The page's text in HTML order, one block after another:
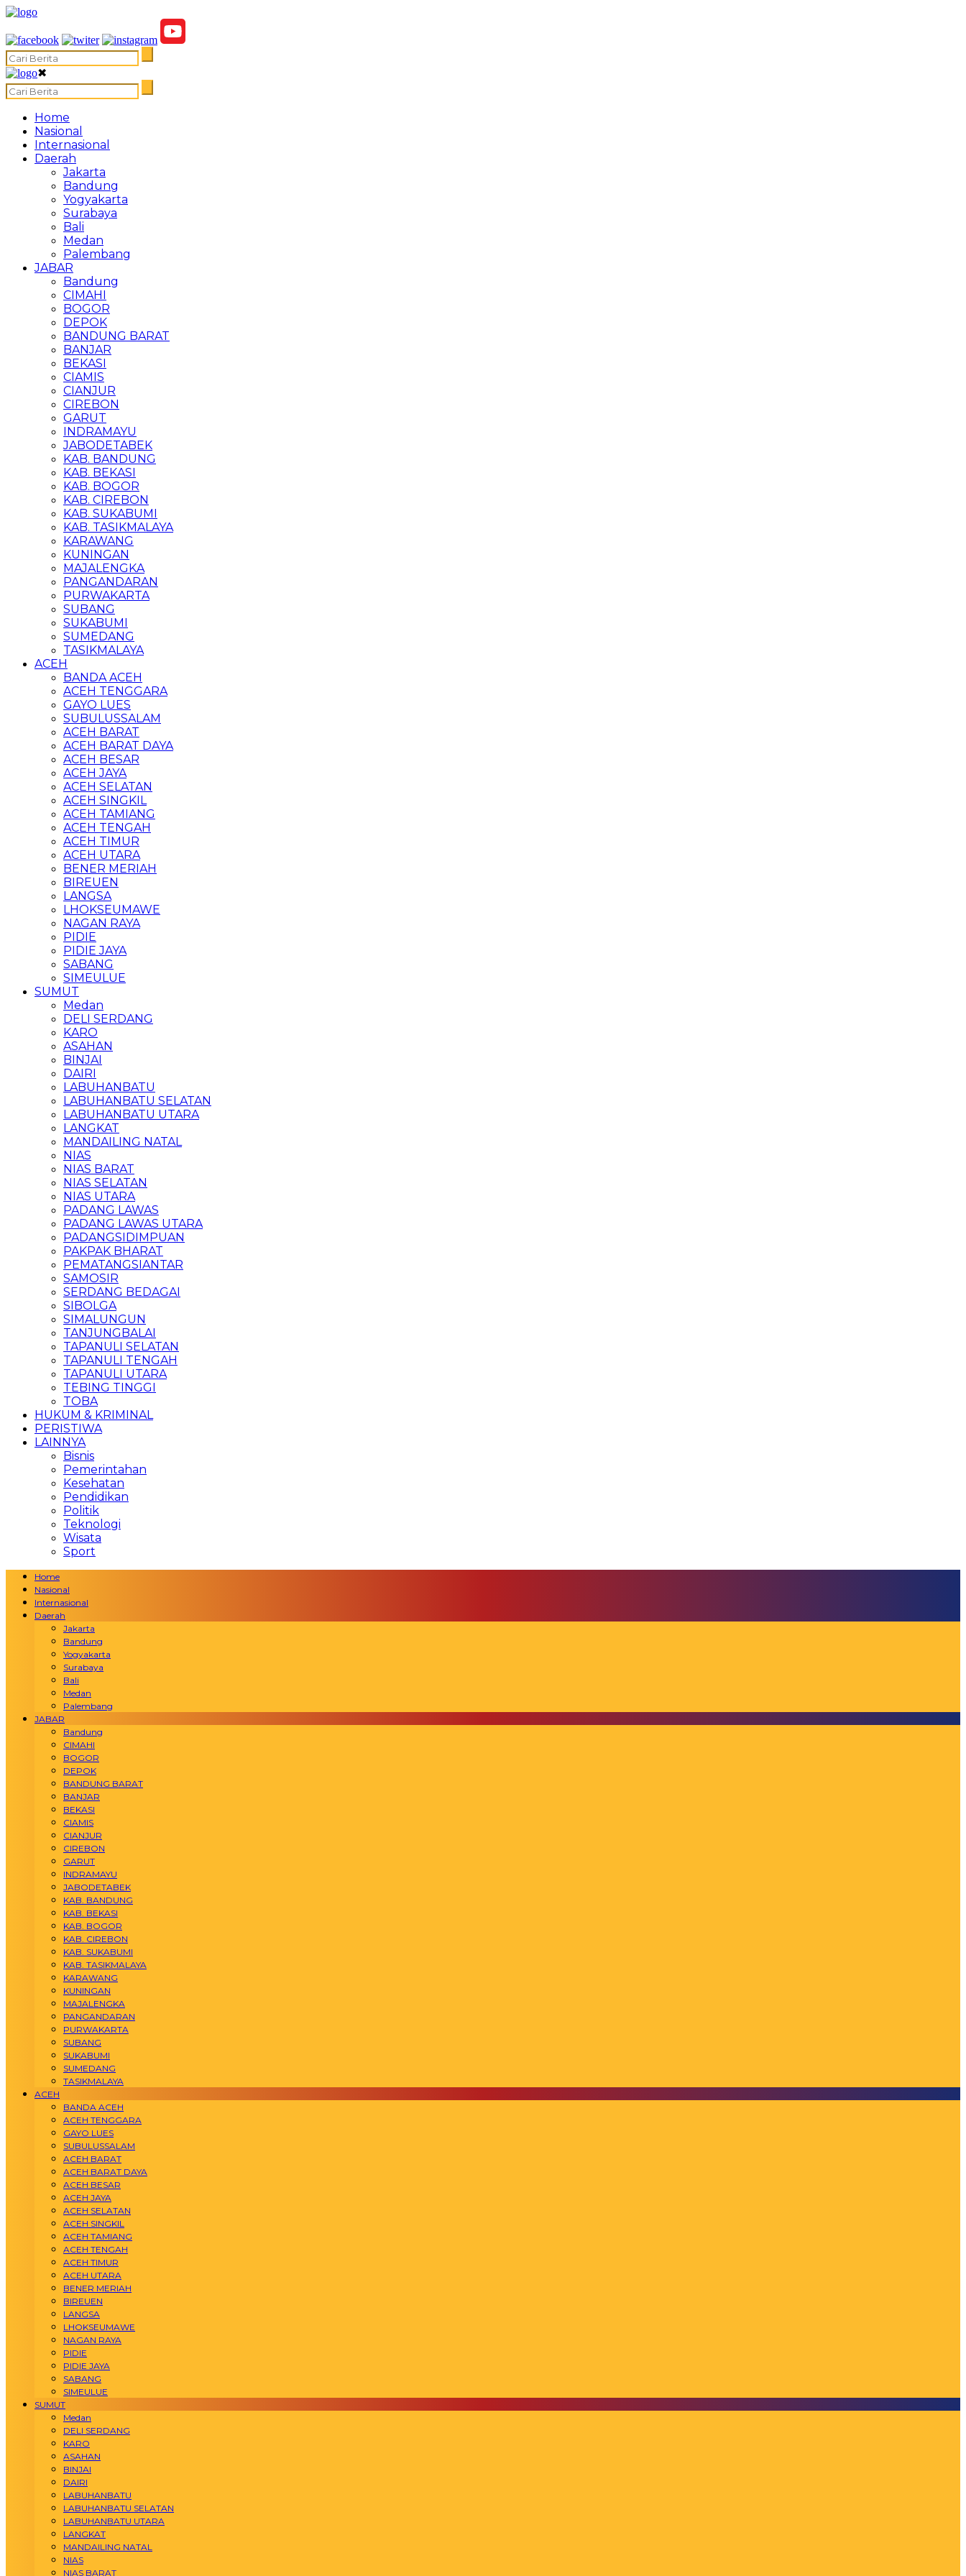
✖
Home
Nasional
Internasional
Daerah
Jakarta
Bandung
Yogyakarta
Surabaya
Bali
Medan
Palembang
JABAR
Bandung
CIMAHI
BOGOR
DEPOK
BANDUNG BARAT
BANJAR
BEKASI
CIAMIS
CIANJUR
CIREBON
GARUT
INDRAMAYU
JABODETABEK
KAB. BANDUNG
KAB. BEKASI
KAB. BOGOR
KAB. CIREBON
KAB. SUKABUMI
KAB. TASIKMALAYA
KARAWANG
KUNINGAN
MAJALENGKA
PANGANDARAN
PURWAKARTA
SUBANG
SUKABUMI
SUMEDANG
TASIKMALAYA
ACEH
BANDA ACEH
ACEH TENGGARA
GAYO LUES
SUBULUSSALAM
ACEH BARAT
ACEH BARAT DAYA
ACEH BESAR
ACEH JAYA
ACEH SELATAN
ACEH SINGKIL
ACEH TAMIANG
ACEH TENGAH
ACEH TIMUR
ACEH UTARA
BENER MERIAH
BIREUEN
LANGSA
LHOKSEUMAWE
NAGAN RAYA
PIDIE
PIDIE JAYA
SABANG
SIMEULUE
SUMUT
Medan
DELI SERDANG
KARO
ASAHAN
BINJAI
DAIRI
LABUHANBATU
LABUHANBATU SELATAN
LABUHANBATU UTARA
LANGKAT
MANDAILING NATAL
NIAS
NIAS BARAT
NIAS SELATAN
NIAS UTARA
PADANG LAWAS
PADANG LAWAS UTARA
PADANGSIDIMPUAN
PAKPAK BHARAT
PEMATANGSIANTAR
SAMOSIR
SERDANG BEDAGAI
SIBOLGA
SIMALUNGUN
TANJUNGBALAI
TAPANULI SELATAN
TAPANULI TENGAH
TAPANULI UTARA
TEBING TINGGI
TOBA
HUKUM & KRIMINAL
PERISTIWA
LAINNYA
Bisnis
Pemerintahan
Kesehatan
Pendidikan
Politik
Teknologi
Wisata
Sport
Home
Nasional
Internasional
Daerah
Jakarta
Bandung
Yogyakarta
Surabaya
Bali
Medan
Palembang
JABAR
Bandung
CIMAHI
BOGOR
DEPOK
BANDUNG BARAT
BANJAR
BEKASI
CIAMIS
CIANJUR
CIREBON
GARUT
INDRAMAYU
JABODETABEK
KAB. BANDUNG
KAB. BEKASI
KAB. BOGOR
KAB. CIREBON
KAB. SUKABUMI
KAB. TASIKMALAYA
KARAWANG
KUNINGAN
MAJALENGKA
PANGANDARAN
PURWAKARTA
SUBANG
SUKABUMI
SUMEDANG
TASIKMALAYA
ACEH
BANDA ACEH
ACEH TENGGARA
GAYO LUES
SUBULUSSALAM
ACEH BARAT
ACEH BARAT DAYA
ACEH BESAR
ACEH JAYA
ACEH SELATAN
ACEH SINGKIL
ACEH TAMIANG
ACEH TENGAH
ACEH TIMUR
ACEH UTARA
BENER MERIAH
BIREUEN
LANGSA
LHOKSEUMAWE
NAGAN RAYA
PIDIE
PIDIE JAYA
SABANG
SIMEULUE
SUMUT
Medan
DELI SERDANG
KARO
ASAHAN
BINJAI
DAIRI
LABUHANBATU
LABUHANBATU SELATAN
LABUHANBATU UTARA
LANGKAT
MANDAILING NATAL
NIAS
NIAS BARAT